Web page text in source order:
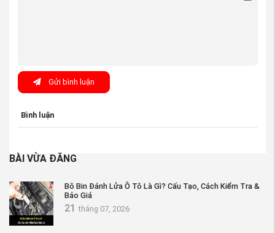
Gửi bình luận
Bình luận
BÀI VỪA ĐĂNG
Bô Bin Đánh Lửa Ô Tô Là Gì? Cấu Tạo, Cách Kiểm Tra &
Báo Giá
21 tháng 07, 2026